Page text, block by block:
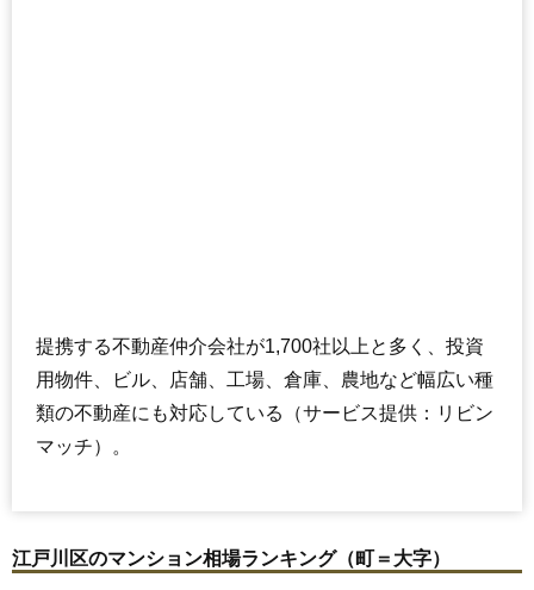
交通 新小岩駅（10分）
相場 4,840万円～5,240万円
大捷リバーサイドマンション
提携する不動産仲介会社が1,700社以上と多く、投資
用物件、ビル、店舗、工場、倉庫、農地など幅広い種
類の不動産にも対応している（サービス提供：リビン
マッチ）。
江戸川区のマンション相場ランキング（町＝大字）